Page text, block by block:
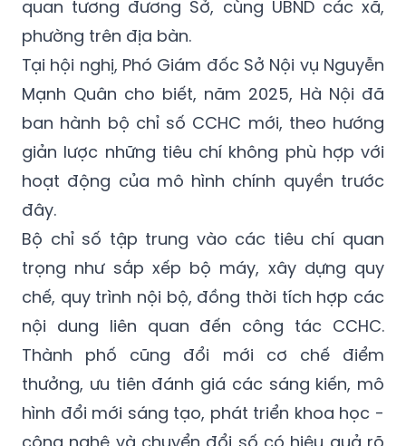
quan tương đương Sở, cùng UBND các xã,
phường trên địa bàn.
Tại hội nghị, Phó Giám đốc Sở Nội vụ Nguyễn
Mạnh Quân cho biết, năm 2025, Hà Nội đã
ban hành bộ chỉ số CCHC mới, theo hướng
giản lược những tiêu chí không phù hợp với
hoạt động của mô hình chính quyền trước
đây.
Bộ chỉ số tập trung vào các tiêu chí quan
trọng như sắp xếp bộ máy, xây dựng quy
chế, quy trình nội bộ, đồng thời tích hợp các
nội dung liên quan đến công tác CCHC.
Thành phố cũng đổi mới cơ chế điểm
thưởng, ưu tiên đánh giá các sáng kiến, mô
hình đổi mới sáng tạo, phát triển khoa học -